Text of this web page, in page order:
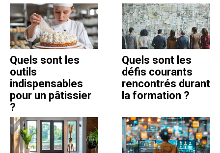
Quels sont les
outils
indispensables
pour un pâtissier
?
Quels sont les
défis courants
rencontrés durant
la formation ?